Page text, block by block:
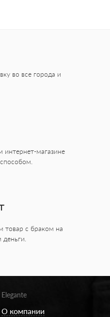
во все города и
интернет-магазине
товар с браком на
Elegante
О компании